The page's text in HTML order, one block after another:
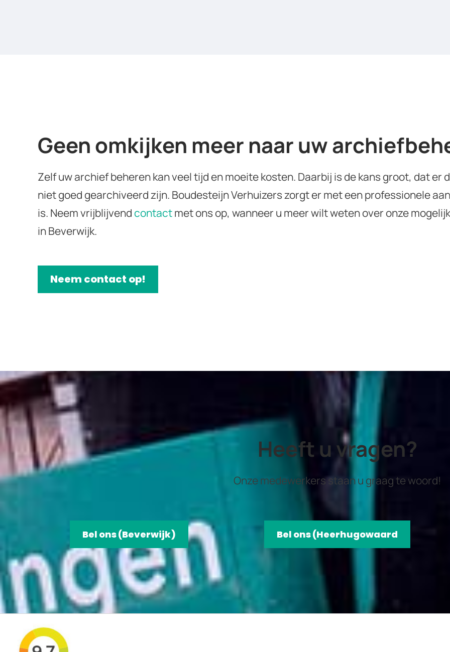
Geen omkijken meer naar uw
Zelf uw archief beheren kan veel tijd en moeite kosten. Daarbij is de kans groot, dat er
niet goed gearchiveerd zijn. Boudesteijn Verhuizers zorgt er met een professionele
is. Neem vrijblijvendcontactmet ons op, wanneer u meer wilt weten over onze
in Beverwijk.
Neem contact op!
Heeft u vragen?
Onze medewerkers staan u graag te woord!
Bel ons (Beverwijk) Bel ons (Heerhugowaard